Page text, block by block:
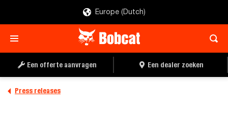
Europe (Dutch)
Een offerte aanvragen Een dealer zoeken
Press releases